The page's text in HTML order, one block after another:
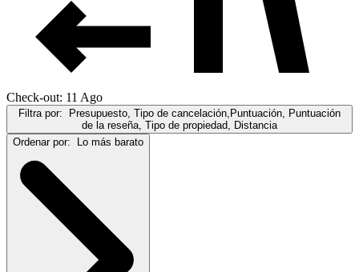
Check-out: 11 Ago
Filtra por:
Presupuesto, Tipo de cancelación,Puntuación, Puntuación
de la reseña, Tipo de propiedad, Distancia
Ordenar por:
Lo más barato